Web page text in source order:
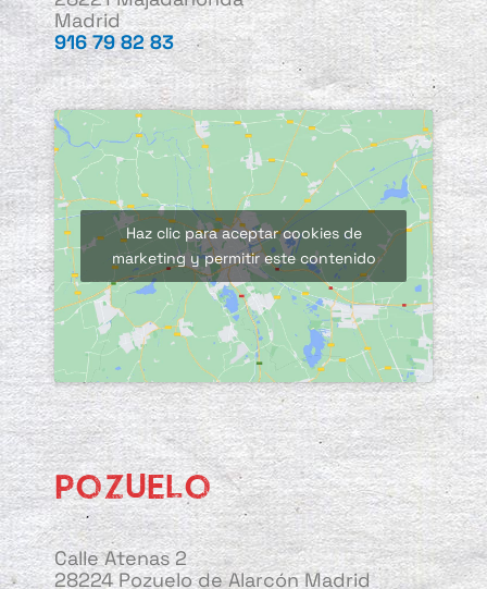
Madrid
916 79 82 83
Haz clic para aceptar cookies de
marketing y permitir este contenido
POZUELO
Calle Atenas 2
28224 Pozuelo de Alarcón Madrid